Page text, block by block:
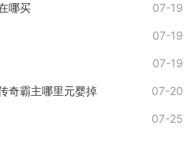
哪买 07-19
07-19
07-19
奇霸主哪里元婴掉 07-20
07-25